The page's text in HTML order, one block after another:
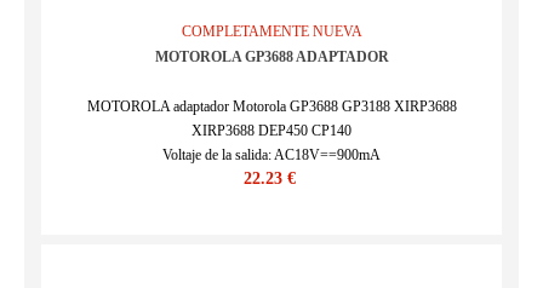
COMPLETAMENTE NUEVA
MOTOROLA GP3688 ADAPTADOR
MOTOROLA adaptador Motorola GP3688 GP3188 XIRP3688
XIRP3688 DEP450 CP140
Voltaje de la salida: AC18V==900mA
SKU : ECN12877_1_Altri
22.23 €